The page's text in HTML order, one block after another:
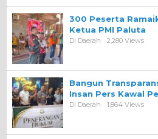
300 Peserta
Ketua PMI Paluta
Di Daerah 2,280 Views
Bangun
Insan Pers Kawal
Di Daerah 1,864 Views